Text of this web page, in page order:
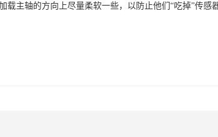
载主轴的方向上尽量柔软一些，以防止他们“吃掉”传感